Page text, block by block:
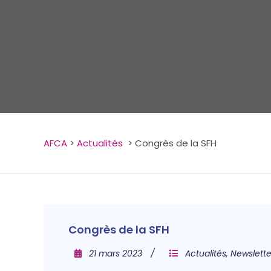
AFCA > Actualités > Congrès de la SFH
Congrès de la SFH
21 mars 2023 Actualités,